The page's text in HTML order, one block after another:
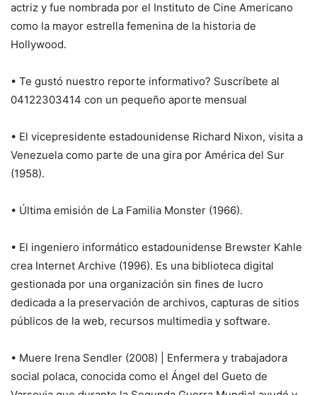
actriz y fue nombrada por el Instituto de Cine Americano
como la mayor estrella femenina de la historia de
Hollywood.
• Te gustó nuestro reporte informativo? Suscríbete al
04122303414 con un pequeño aporte mensual
• El vicepresidente estadounidense Richard Nixon, visita a
Venezuela como parte de una gira por América del Sur
(1958).
• Última emisión de La Familia Monster (1966).
• El ingeniero informático estadounidense Brewster Kahle
crea Internet Archive (1996). Es una biblioteca digital
gestionada por una organización sin fines de lucro
dedicada a la preservación de archivos, capturas de sitios
públicos de la web, recursos multimedia y software.
• Muere Irena Sendler (2008) | Enfermera y trabajadora
social polaca, conocida como el Ángel del Gueto de